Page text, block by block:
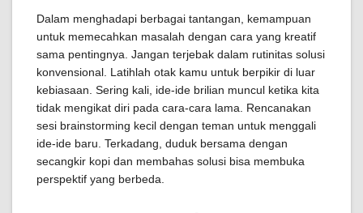
Dalam menghadapi berbagai tantangan, kemampuan
untuk memecahkan masalah dengan cara yang kreatif
sama pentingnya. Jangan terjebak dalam rutinitas solusi
konvensional. Latihlah otak kamu untuk berpikir di luar
kebiasaan. Sering kali, ide-ide brilian muncul ketika kita
tidak mengikat diri pada cara-cara lama. Rencanakan
sesi brainstorming kecil dengan teman untuk menggali
ide-ide baru. Terkadang, duduk bersama dengan
secangkir kopi dan membahas solusi bisa membuka
perspektif yang berbeda.